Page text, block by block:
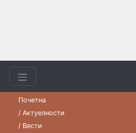
Почетна
/ Актуелности
/ Вести